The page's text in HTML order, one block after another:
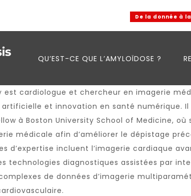
De la donnée à la
QU’EST-CE QUE L’AMYLOÏDOSE ?
est cardiologue et chercheur en imagerie
et innovation en santé numérique.
à Boston University School of Medicine, où
médicale afin d’améliorer le dépistage
d’expertise incluent l’imagerie cardiaque
technologies diagnostiques assistées par
de données d’imagerie